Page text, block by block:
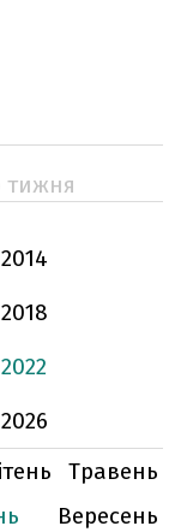
тижня
2014
2018
2022
2026
Травень
Вересень